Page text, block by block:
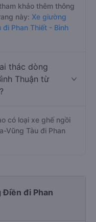
khảo thêm thông
này: Xe giường
đi Phan Thiết - Bình
thác dòng
Thuận từ
có loại xe ghế ngồi
Vũng Tàu đi Phan
đi Phan